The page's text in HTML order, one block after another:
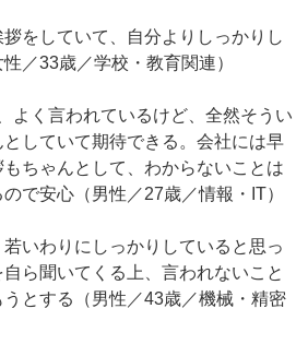
拶をしていて、自分よりしっかりし
／33歳／学校・教育関連）
よく言われているけど、全然そうい
していて期待できる。会社には早
ちゃんとして、わからないことは
で安心（男性／27歳／情報・IT）
若いわりにしっかりしていると思っ
ら聞いてくる上、言われないこと
とする（男性／43歳／機械・精密